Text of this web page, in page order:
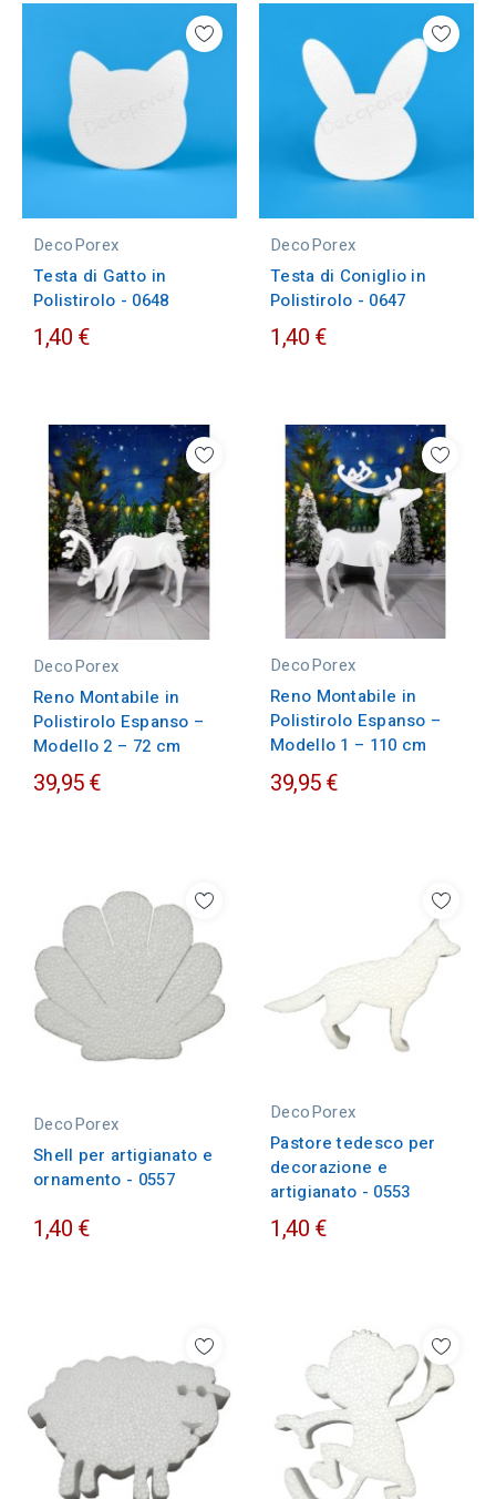
DecoPorex
Testa di Gatto in
Polistirolo - 0648
1,40 €
DecoPorex
Testa di Coniglio in
Polistirolo - 0647
1,40 €
DecoPorex
Reno Montabile in
Polistirolo Espanso –
Modello 2 – 72 cm
39,95 €
DecoPorex
Reno Montabile in
Polistirolo Espanso –
Modello 1 – 110 cm
39,95 €
DecoPorex
Shell per artigianato e
ornamento - 0557
1,40 €
DecoPorex
Pastore tedesco per
decorazione e
artigianato - 0553
1,40 €